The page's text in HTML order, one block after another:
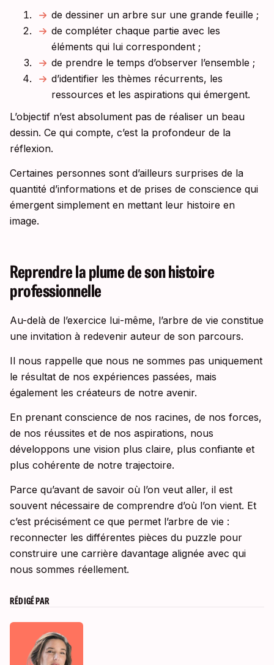
de dessiner un arbre sur une grande feuille ;
de compléter chaque partie avec les
éléments qui lui correspondent ;
de prendre le temps d’observer l’ensemble ;
d’identifier les thèmes récurrents, les
ressources et les aspirations qui émergent.
L’objectif n’est absolument pas de réaliser un beau
dessin. Ce qui compte, c’est la profondeur de la
réflexion.
Certaines personnes sont d’ailleurs surprises de la
quantité d’informations et de prises de conscience qui
émergent simplement en mettant leur histoire en
image.
Reprendre la plume de son histoire
professionnelle
Au-delà de l’exercice lui-même, l’arbre de vie constitue
une invitation à redevenir auteur de son parcours.
Il nous rappelle que nous ne sommes pas uniquement
le résultat de nos expériences passées, mais
également les créateurs de notre avenir.
En prenant conscience de nos racines, de nos forces,
de nos réussites et de nos aspirations, nous
développons une vision plus claire, plus confiante et
plus cohérente de notre trajectoire.
Parce qu’avant de savoir où l’on veut aller, il est
souvent nécessaire de comprendre d’où l’on vient. Et
c’est précisément ce que permet l’arbre de vie :
reconnecter les différentes pièces du puzzle pour
construire une carrière davantage alignée avec qui
nous sommes réellement.
RÉDIGÉ PAR